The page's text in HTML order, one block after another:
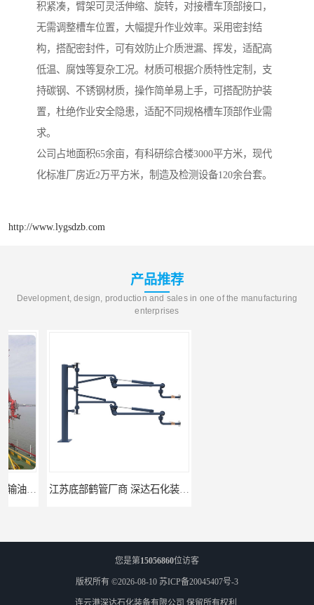
积紧凑，臂架可灵活伸缩、旋转，对接槽车顶部接口，
无需调整槽车位置，大幅提升作业效率。采用密封结
构，搭配密封件，可有效防止介质泄漏、挥发，适配高
低温、腐蚀等复杂工况。材质可根据介质特性定制，支
持碳钢、不锈钢材质，操作简单易上手，可搭配防护装
置，杜绝作业安全隐患，适配不同规格槽车顶部作业需
求。
公司占地面积65余亩，有科研综合楼3000平方米，现代
化标准厂房近2万平方米，制造及检测设备120余台套。
http://www.lygsdzb.com
产品推荐
Development, design, production and sales in one of the manufacturing
enterprises
江苏底部鹤管厂商 深达石化装备有限公司
您是第15056860位访客
版权所有 ©2026-08-10 苏ICP备20045407号-3